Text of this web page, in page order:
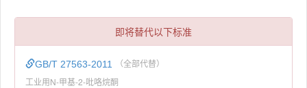
即将替代以下标准
GB/T 27563-2011 （全部代替）
工业用N-甲基-2-吡咯烷酮